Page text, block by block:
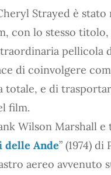
Strayed è stato
con lo stesso
pellicola
di coinvolgere
totale, e di
film.
Wilson Marshall
delle Ande” (1974) di
aereo avvenuto